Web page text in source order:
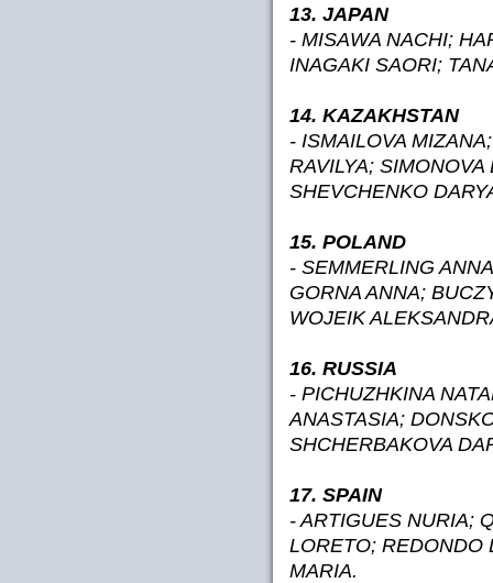
13. JAPAN
- MISAWA NACHI;
INAGAKI SAORI;
14. KAZAKHSTAN
- ISMAILOVA
RAVILYA;
SHEVCHENKO
15. POLAND
- SEMMERLING
GORNA ANNA;
WOJEIK
16. RUSSIA
- PICHUZHKINA
ANASTASIA;
SHCHERBAKOVA
17. SPAIN
- ARTIGUES NURIA;
LORETO; REDONDO
MARIA.